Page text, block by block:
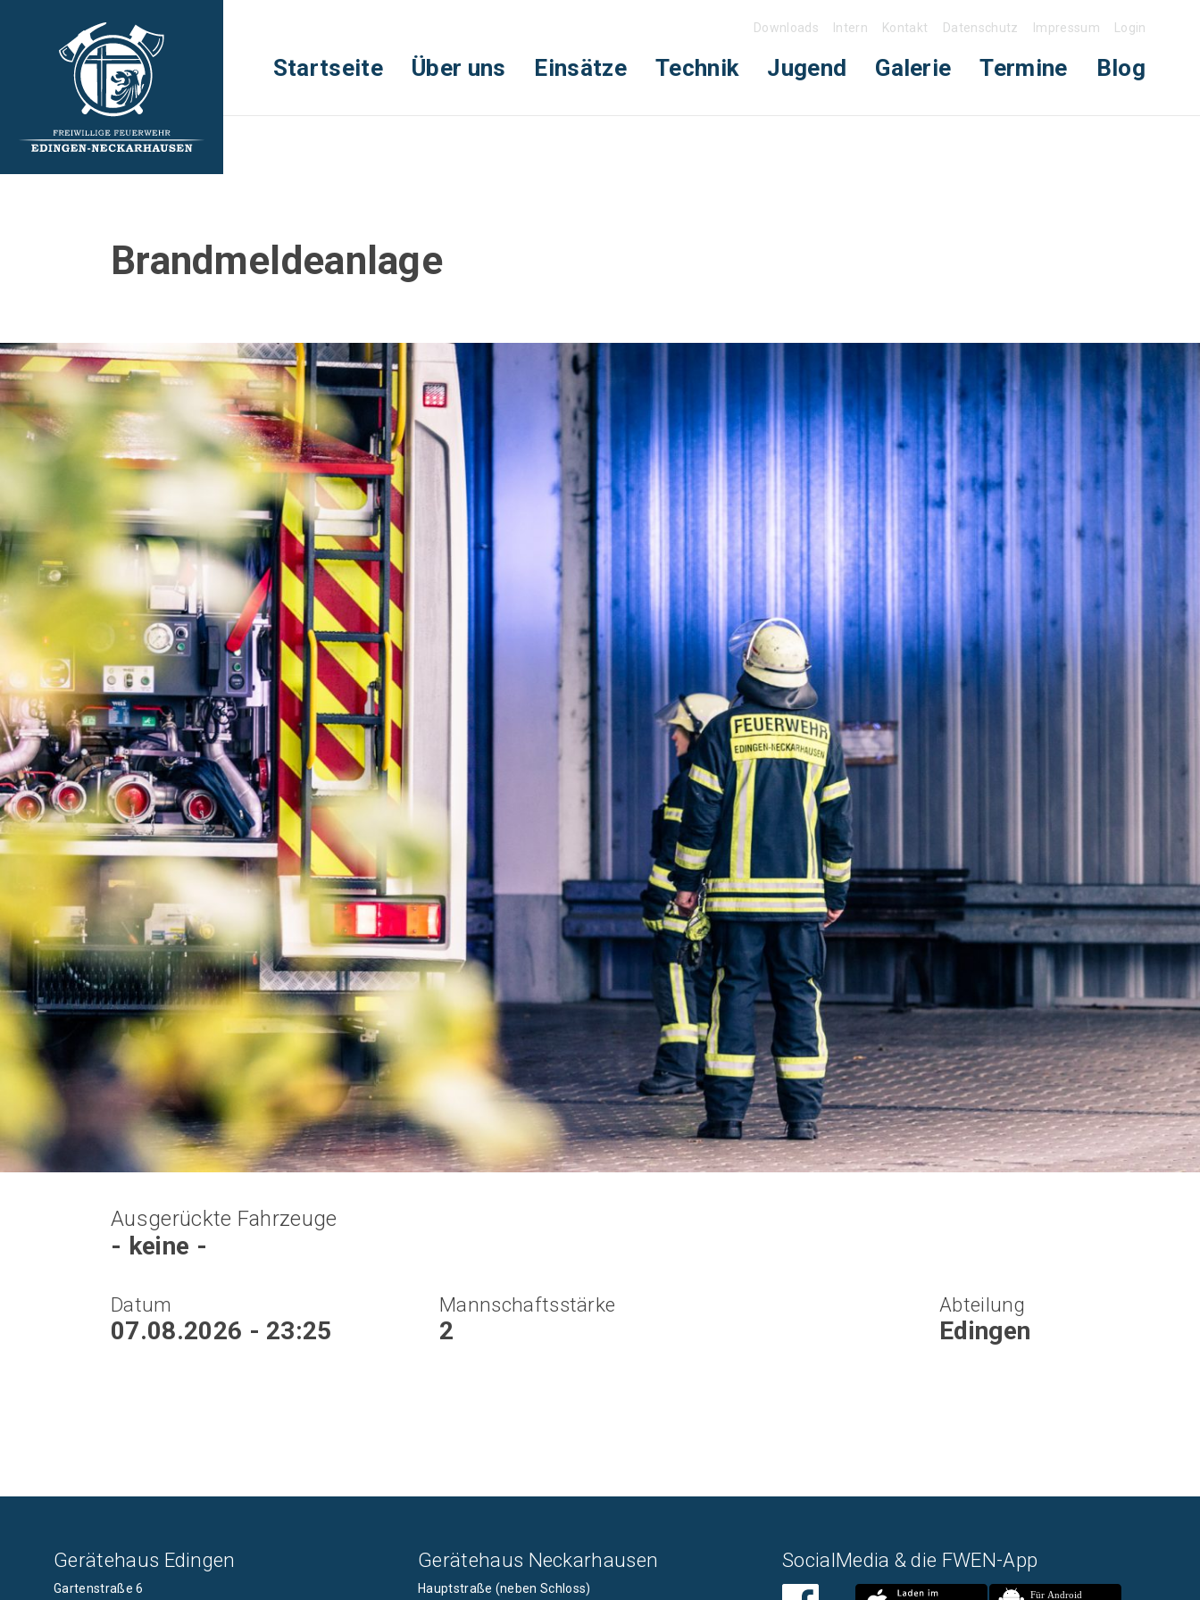
Downloads Intern Kontakt Datenschutz Impressum Login
Startseite Über uns Einsätze Technik Jugend Galerie Termine Blog
Brandmeldeanlage
Ausgerückte Fahrzeuge
- keine -
Datum
07.08.2026 - 23:25
Mannschaftsstärke
2
Abteilung
Edingen
Gerätehaus Edingen
Gartenstraße 6
Gerätehaus Neckarhausen
Hauptstraße (neben Schloss)
SocialMedia & die FWEN-App